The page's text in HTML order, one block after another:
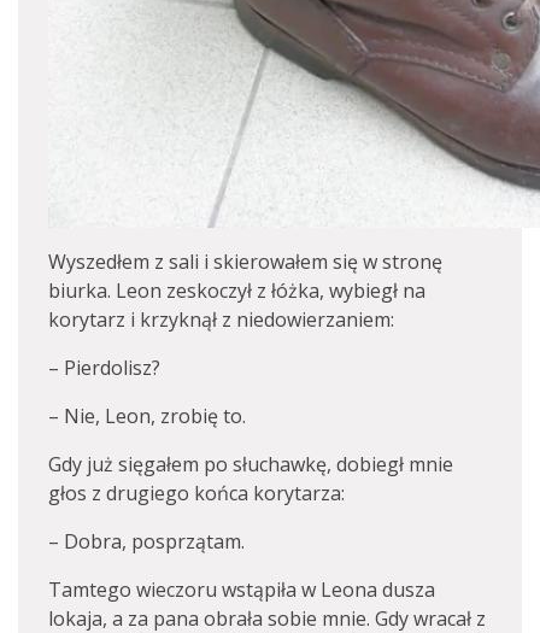
Wyszedłem z sali i skierowałem się w stronę
biurka. Leon zeskoczył z łóżka, wybiegł na
korytarz i krzyknął z niedowierzaniem:
– Pierdolisz?
– Nie, Leon, zrobię to.
Gdy już sięgałem po słuchawkę, dobiegł mnie
głos z drugiego końca korytarza:
– Dobra, posprzątam.
Tamtego wieczoru wstąpiła w Leona dusza
lokaja, a za pana obrała sobie mnie. Gdy wracał z